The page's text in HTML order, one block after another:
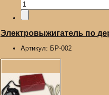
Электровыжигатель по
Артикул: БР-002